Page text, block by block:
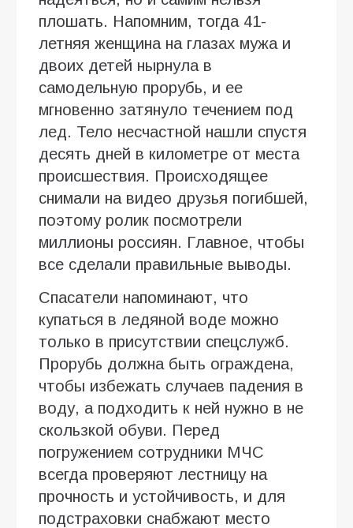
плошать. Напомним, тогда 41-
летняя женщина на глазах мужа и
двоих детей нырнула в
самодельную прорубь, и ее
мгновенно затянуло течением под
лед. Тело несчастной нашли спустя
десять дней в километре от места
происшествия. Происходящее
снимали на видео друзья погибшей,
поэтому ролик посмотрели
миллионы россиян. Главное, чтобы
все сделали правильные выводы.
Спасатели напоминают, что
купаться в ледяной воде можно
только в присутствии спецслужб.
Прорубь должна быть ограждена,
чтобы избежать случаев падения в
воду, а подходить к ней нужно в не
скользкой обуви. Перед
погружением сотрудники МЧС
всегда проверяют лестницу на
прочность и устойчивость, и для
подстраховки снабжают место